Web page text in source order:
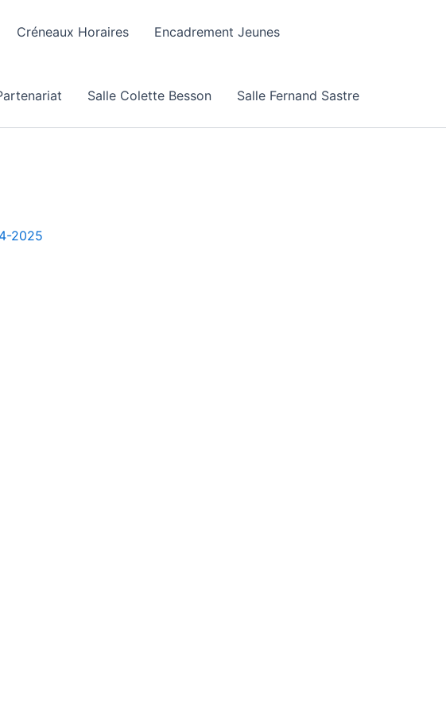
Créneaux Horaires Encadrement Jeunes
Salle Colette Besson Salle Fernand Sastre
2025